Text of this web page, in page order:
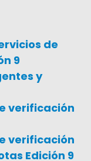
de
9
y
verificación
verificación
Edición 9